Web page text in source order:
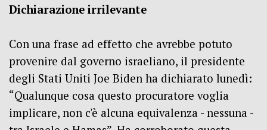
Dichiarazione irrilevante
Con una frase ad effetto che avrebbe potuto
provenire dal governo israeliano, il presidente
degli Stati Uniti Joe Biden ha dichiarato lunedì:
“Qualunque cosa questo procuratore voglia
implicare, non c'è alcuna equivalenza - nessuna -